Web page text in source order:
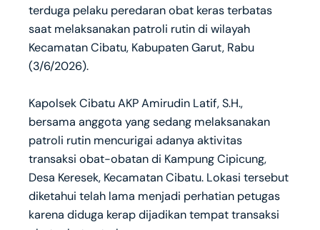
terduga pelaku peredaran obat keras terbatas
saat melaksanakan patroli rutin di wilayah
Kecamatan Cibatu, Kabupaten Garut, Rabu
(3/6/2026).
‎Kapolsek Cibatu AKP Amirudin Latif, S.H.,
bersama anggota yang sedang melaksanakan
patroli rutin mencurigai adanya aktivitas
transaksi obat-obatan di Kampung Cipicung,
Desa Keresek, Kecamatan Cibatu. Lokasi tersebut
diketahui telah lama menjadi perhatian petugas
karena diduga kerap dijadikan tempat transaksi